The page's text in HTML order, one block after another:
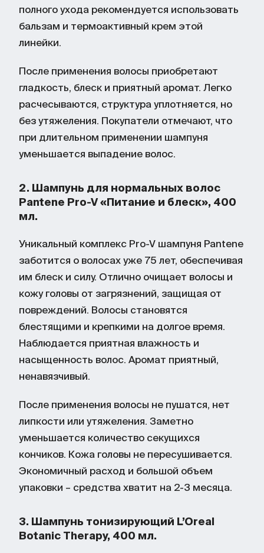
полного ухода рекомендуется использовать
бальзам и термоактивный крем этой
линейки.
После применения волосы приобретают
гладкость, блеск и приятный аромат. Легко
расчесываются, структура уплотняется, но
без утяжеления. Покупатели отмечают, что
при длительном применении шампуня
уменьшается выпадение волос.
2. Шампунь для нормальных волос
Pantene Pro-V «Питание и блеск», 400
мл.
Уникальный комплекс Pro-V шампуня Pantene
заботится о волосах уже 75 лет, обеспечивая
им блеск и силу. Отлично очищает волосы и
кожу головы от загрязнений, защищая от
повреждений. Волосы становятся
блестящими и крепкими на долгое время.
Наблюдается приятная влажность и
насыщенность волос. Аромат приятный,
ненавязчивый.
После применения волосы не пушатся, нет
липкости или утяжеления. Заметно
уменьшается количество секущихся
кончиков. Кожа головы не пересушивается.
Экономичный расход и большой объем
упаковки – средства хватит на 2-3 месяца.
3. Шампунь тонизирующий L’Oreal
Botanic Therapy, 400 мл.